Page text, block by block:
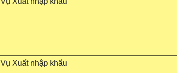
Vụ Xuất nhập khẩu